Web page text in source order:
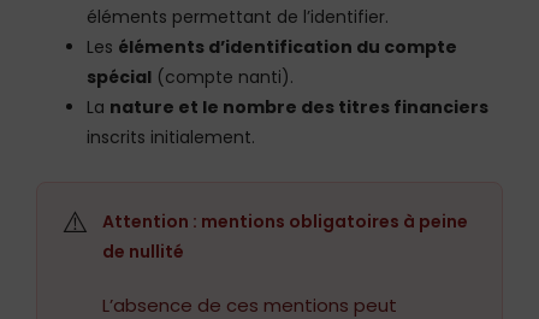
éléments permettant de l’identifier.
Les éléments d’identification du compte
spécial (compte nanti).
La nature et le nombre des titres financiers
inscrits initialement.
⚠️
Attention : mentions obligatoires à peine
de nullité
L’absence de ces mentions peut